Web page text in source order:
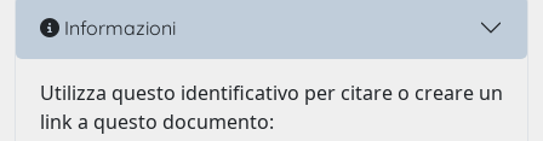
Informazioni
Utilizza questo identificativo per citare o creare un
link a questo documento: